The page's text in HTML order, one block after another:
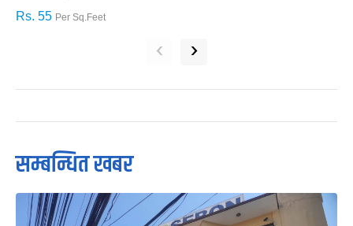
Rs. 55 Per Sq.Feet
‹ ›
सम्बन्धित खबर